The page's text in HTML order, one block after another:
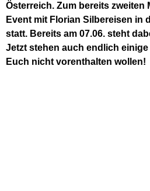
Österreich. Zum bereits zweiten
Event mit Florian Silbereisen in
statt. Bereits am 07.06. steht
Jetzt stehen auch endlich
Euch nicht vorenthalten wollen!